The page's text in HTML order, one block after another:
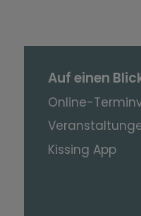
Auf einen
Online-
Kissing App